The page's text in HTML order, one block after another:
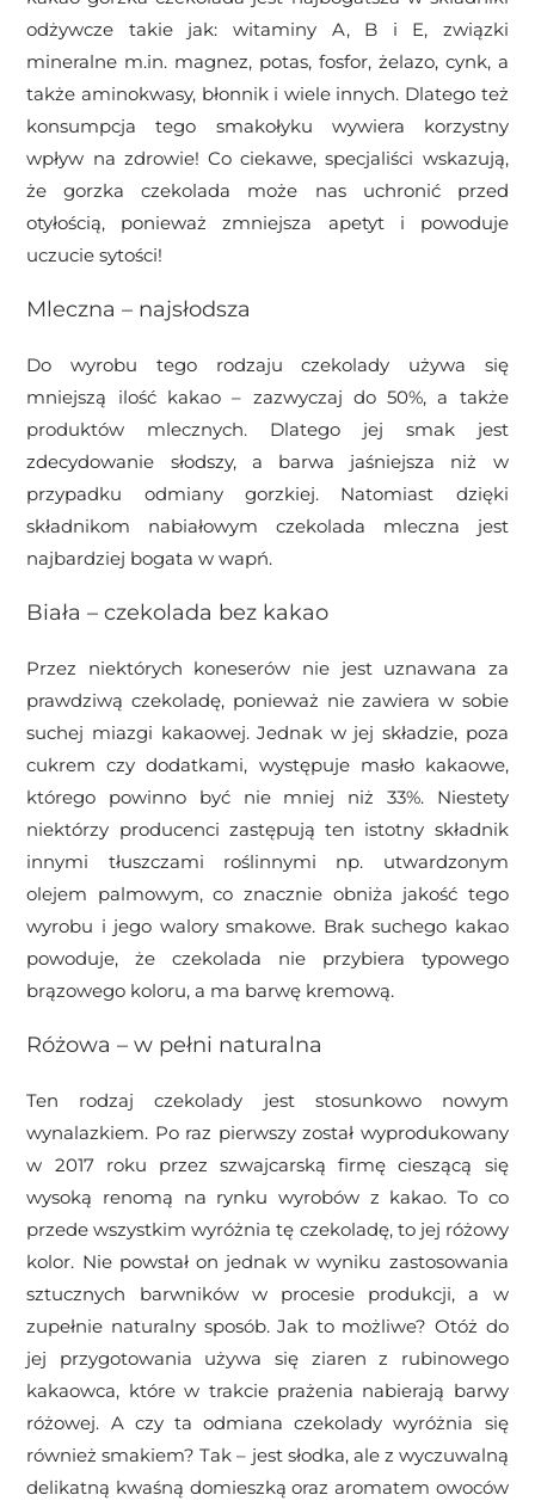
odżywcze takie jak: witaminy A, B i E, związki
mineralne m.in. magnez, potas, fosfor, żelazo, cynk, a
także aminokwasy, błonnik i wiele innych. Dlatego też
konsumpcja tego smakołyku wywiera korzystny
wpływ na zdrowie! Co ciekawe, specjaliści wskazują,
że gorzka czekolada może nas uchronić przed
otyłością, ponieważ zmniejsza apetyt i powoduje
uczucie sytości!
Mleczna – najsłodsza
Do wyrobu tego rodzaju czekolady używa się
mniejszą ilość kakao – zazwyczaj do 50%, a także
produktów mlecznych. Dlatego jej smak jest
zdecydowanie słodszy, a barwa jaśniejsza niż w
przypadku odmiany gorzkiej. Natomiast dzięki
składnikom nabiałowym czekolada mleczna jest
najbardziej bogata w wapń.
Biała – czekolada bez kakao
Przez niektórych koneserów nie jest uznawana za
prawdziwą czekoladę, ponieważ nie zawiera w sobie
suchej miazgi kakaowej. Jednak w jej składzie, poza
cukrem czy dodatkami, występuje masło kakaowe,
którego powinno być nie mniej niż 33%. Niestety
niektórzy producenci zastępują ten istotny składnik
innymi tłuszczami roślinnymi np. utwardzonym
olejem palmowym, co znacznie obniża jakość tego
wyrobu i jego walory smakowe. Brak suchego kakao
powoduje, że czekolada nie przybiera typowego
brązowego koloru, a ma barwę kremową.
Różowa – w pełni naturalna
Ten rodzaj czekolady jest stosunkowo nowym
wynalazkiem. Po raz pierwszy został wyprodukowany
w 2017 roku przez szwajcarską firmę cieszącą się
wysoką renomą na rynku wyrobów z kakao. To co
przede wszystkim wyróżnia tę czekoladę, to jej różowy
kolor. Nie powstał on jednak w wyniku zastosowania
sztucznych barwników w procesie produkcji, a w
zupełnie naturalny sposób. Jak to możliwe? Otóż do
jej przygotowania używa się ziaren z rubinowego
kakaowca, które w trakcie prażenia nabierają barwy
różowej. A czy ta odmiana czekolady wyróżnia się
również smakiem? Tak – jest słodka, ale z wyczuwalną
delikatną kwaśną domieszką oraz aromatem owoców